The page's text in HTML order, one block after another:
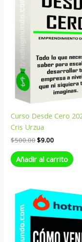
Curso Desde Cero
Cris Urzua
$500.00
era:
$500.00.
$9.00
es:
$9.00.
Añadir al carrito
El
precio
original
era:
El
precio
actual
es: